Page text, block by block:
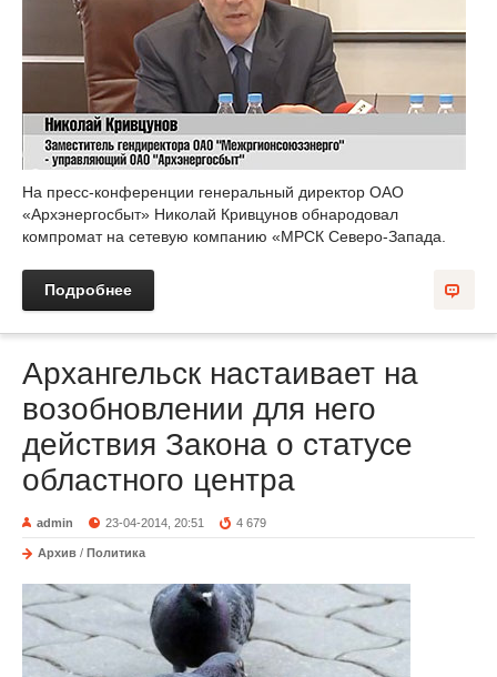
На пресс-конференции генеральный директор ОАО
«Архэнергосбыт» Николай Кривцунов обнародовал
компромат на сетевую компанию «МРСК Северо-Запада.
Подробнее
Архангельск настаивает на
возобновлении для него
действия Закона о статусе
областного центра
admin 23-04-2014, 20:51 4 679
Архив / Политика